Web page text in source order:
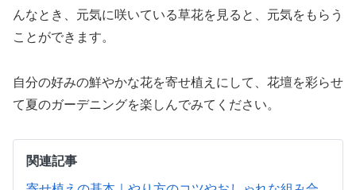
んなとき、元気に咲いている草花を見ると、元気をもらう
ことができます。
自分の好みの鮮やかな花を寄せ植えにして、花壇を彩らせ
て夏のガーデニングを楽しんでみてください。
関連記事